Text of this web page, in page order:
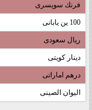
فرنك سويسرى
100 ين يابانى
ريال سعودى
دينار كويتى
درهم اماراتى
اليوان الصينى